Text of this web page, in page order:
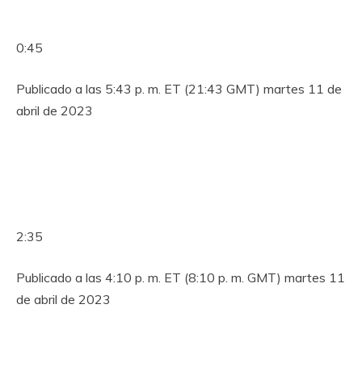
0:45
Publicado a las 5:43 p. m. ET (21:43 GMT) martes 11 de
abril de 2023
2:35
Publicado a las 4:10 p. m. ET (8:10 p. m. GMT) martes 11
de abril de 2023